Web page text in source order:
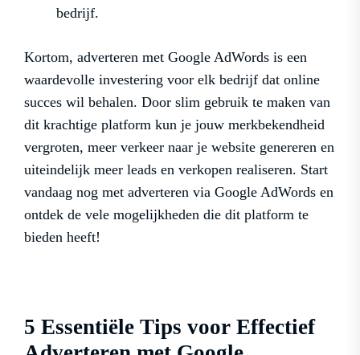
bedrijf.
Kortom, adverteren met Google AdWords is een
waardevolle investering voor elk bedrijf dat online
succes wil behalen. Door slim gebruik te maken van
dit krachtige platform kun je jouw merkbekendheid
vergroten, meer verkeer naar je website genereren en
uiteindelijk meer leads en verkopen realiseren. Start
vandaag nog met adverteren via Google AdWords en
ontdek de vele mogelijkheden die dit platform te
bieden heeft!
5 Essentiële Tips voor Effectief